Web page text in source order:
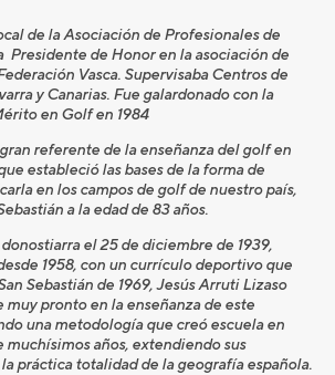
de la Asociación de Profesionales de
Presidente de Honor en la asociación de
Vasca. Supervisaba Centros de
y Canarias. Fue galardonado con la
en Golf en 1984
referente de la enseñanza del golf en
estableció las bases de la forma de
en los campos de golf de nuestro país,
a la edad de 83 años.
el 25 de diciembre de 1939,
1958, con un currículo deportivo que
Sebastián de 1969, Jesús Arruti Lizaso
muy pronto en la enseñanza de este
una metodología que creó escuela en
muchísimos años, extendiendo sus
práctica totalidad de la geografía española.